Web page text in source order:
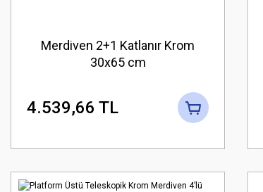
Merdiven 2+1 Katlanır Krom
30x65 cm
4.539,66 TL